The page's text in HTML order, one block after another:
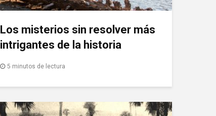
Los misterios sin resolver más
intrigantes de la historia
5 minutos de lectura